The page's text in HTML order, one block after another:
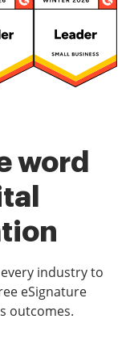
word
industry to
eSignature
outcomes.